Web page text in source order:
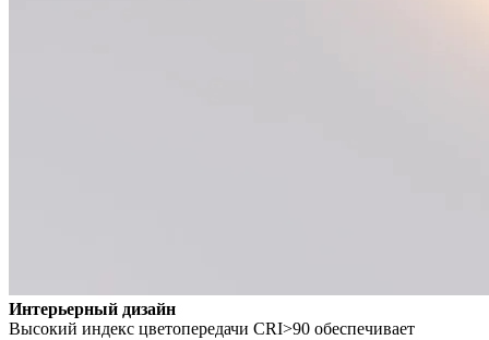
Интерьерный дизайн
Высокий индекс цветопередачи CRI>90 обеспечивает